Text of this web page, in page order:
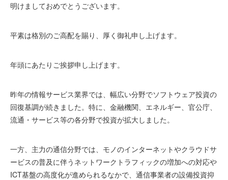
明けましておめでとうございます。
平素は格別のご高配を賜り、厚く御礼申し上げます。
年頭にあたりご挨拶申し上げます。
昨年の情報サービス業界では、幅広い分野でソフトウェア投資の
回復基調が続きました。特に、金融機関、エネルギー、官公庁、
流通・サービス等の各分野で投資が拡大しました。
一方、主力の通信分野では、モノのインターネットやクラウドサ
ービスの普及に伴うネットワークトラフィックの増加への対応や
ICT基盤の高度化が進められるなかで、通信事業者の設備投資抑